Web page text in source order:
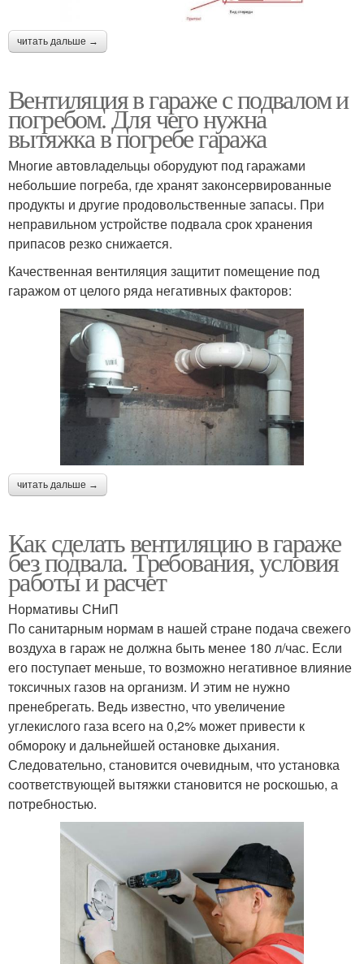
читать дальше →
Вентиляция в гараже с подвалом и
погребом. Для чего нужна
вытяжка в погребе гаража
Многие автовладельцы оборудуют под гаражами
небольшие погреба, где хранят законсервированные
продукты и другие продовольственные запасы. При
неправильном устройстве подвала срок хранения
припасов резко снижается.
Качественная вентиляция защитит помещение под
гаражом от целого ряда негативных факторов:
читать дальше →
Как сделать вентиляцию в гараже
без подвала. Требования, условия
работы и расчет
Нормативы СНиП
По санитарным нормам в нашей стране подача свежего
воздуха в гараж не должна быть менее 180 л/час. Если
его поступает меньше, то возможно негативное влияние
токсичных газов на организм. И этим не нужно
пренебрегать. Ведь известно, что увеличение
углекислого газа всего на 0,2% может привести к
обмороку и дальнейшей остановке дыхания.
Следовательно, становится очевидным, что установка
соответствующей вытяжки становится не роскошью, а
потребностью.